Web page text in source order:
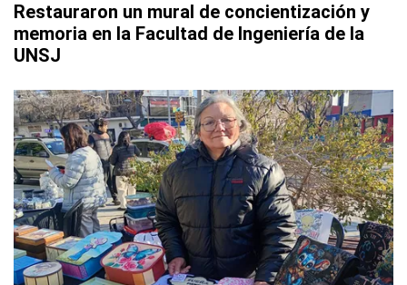
Restauraron un mural de concientización y
memoria en la Facultad de Ingeniería de la
UNSJ